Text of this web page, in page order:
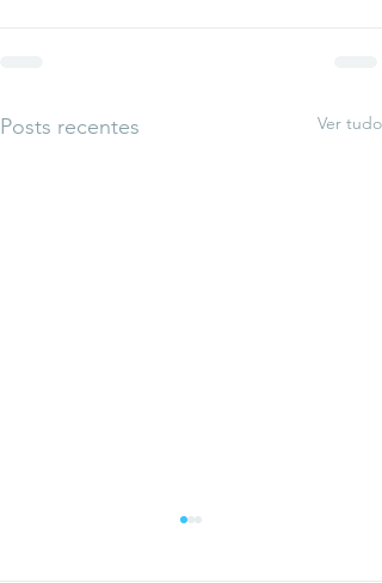
Posts recentes Ver tudo